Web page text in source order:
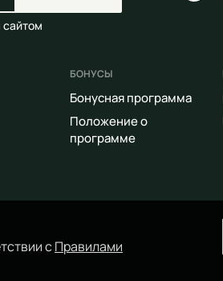
сПравилами
сайтом
БОНУСЫ
Бонусная программа
Положение о
программе